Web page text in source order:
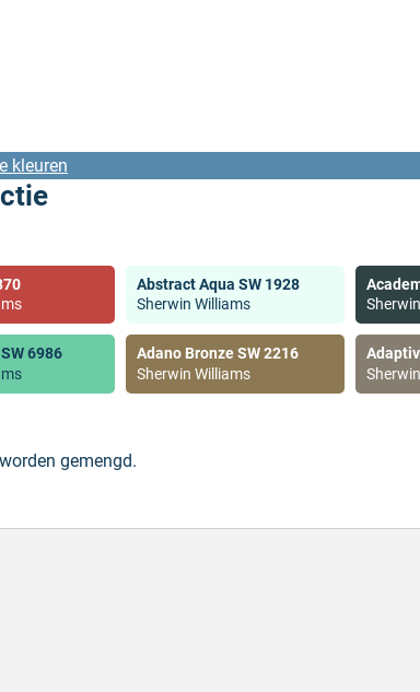
kleuren
Abstract Aqua SW 1928
Sherwin Williams
6986
Adano Bronze SW 2216
Sherwin Williams
gemengd.